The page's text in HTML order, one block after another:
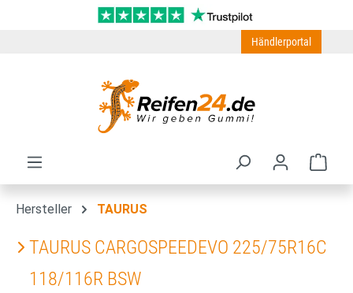
Zum Hauptinhalt springen
Händlerportal
Hersteller TAURUS
TAURUS CARGOSPEEDEVO 225/75R16C
118/116R BSW